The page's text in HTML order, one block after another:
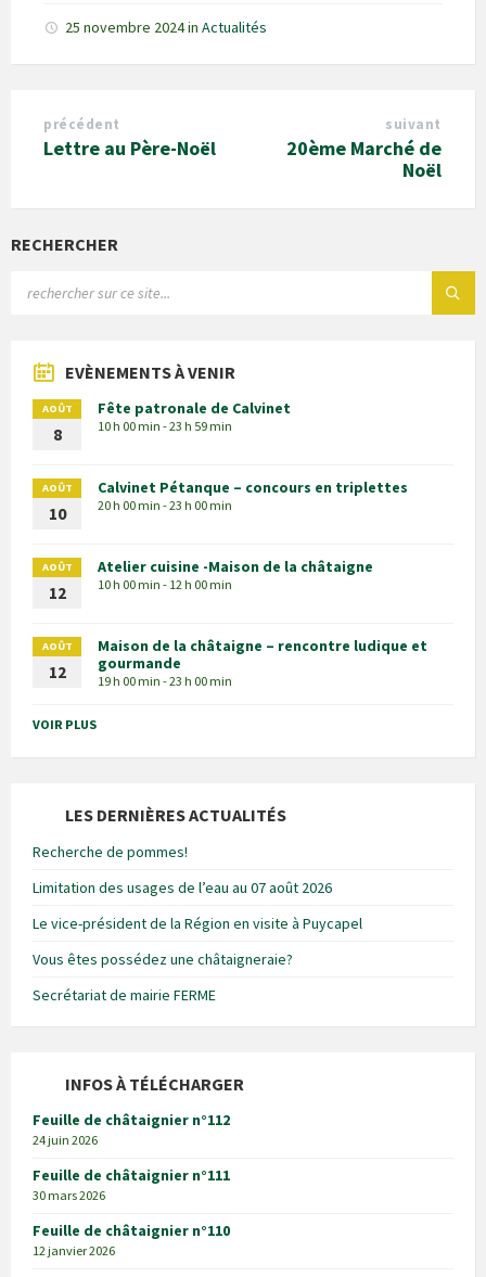
25 novembre 2024in Actualités
précédent
Lettre au Père-Noël
suivant
20ème Marché de
Noël
RECHERCHER
EVÈNEMENTS À VENIR
AOÛT
8
Fête patronale de Calvinet
10 h 00 min - 23 h 59 min
AOÛT
10
Calvinet Pétanque – concours en triplettes
20 h 00 min - 23 h 00 min
AOÛT
12
Atelier cuisine -Maison de la châtaigne
10 h 00 min - 12 h 00 min
AOÛT
12
Maison de la châtaigne – rencontre ludique et
gourmande
19 h 00 min - 23 h 00 min
VOIR PLUS
LES DERNIÈRES ACTUALITÉS
Recherche de pommes!
Limitation des usages de l’eau au 07 août 2026
Le vice-président de la Région en visite à Puycapel
Vous êtes possédez une châtaigneraie?
Secrétariat de mairie FERME
INFOS À TÉLÉCHARGER
Feuille de châtaignier n°112
24 juin 2026
Feuille de châtaignier n°111
30 mars 2026
Feuille de châtaignier n°110
12 janvier 2026